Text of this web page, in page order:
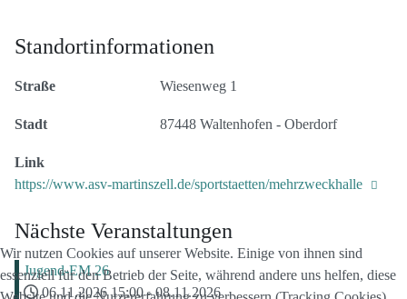
Standortinformationen
Straße Wiesenweg 1
Stadt 87448 Waltenhofen - Oberdorf
Link
https://www.asv-martinszell.de/sportstaetten/mehrzweckhalle
Nächste Veranstaltungen
Jugend-EM 26
06.11.2026 15:00 - 08.11.2026
Wir nutzen Cookies auf unserer Website. Einige von ihnen sind
essenziell für den Betrieb der Seite, während andere uns helfen, diese